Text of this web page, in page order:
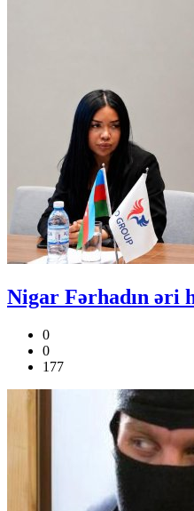
Nigar Fərhadın əri
0
0
177